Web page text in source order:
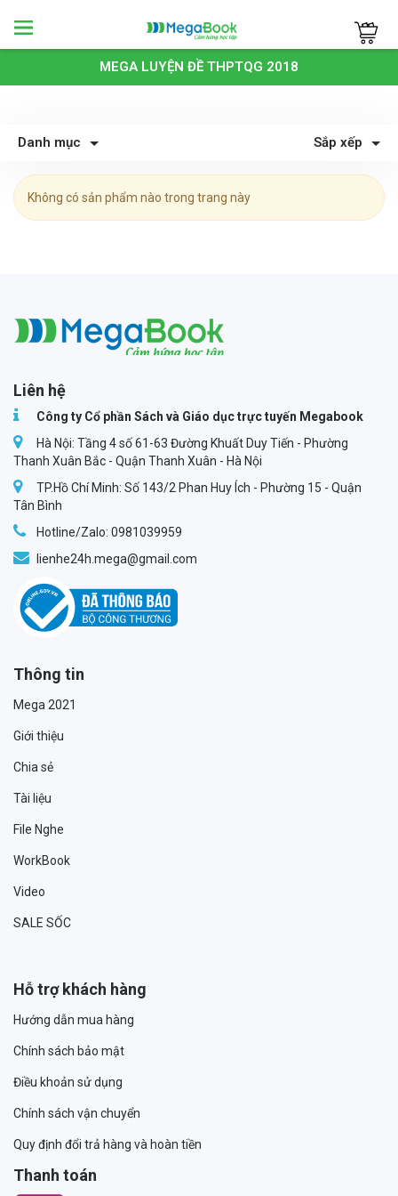
Megabook
MEGA LUYỆN ĐỀ THPTQG 2018
Danh mục Sắp xếp
Không có sản phẩm nào trong trang này
Liên hệ
Công ty Cổ phần Sách và Giáo dục trực tuyến Megabook
Hà Nội: Tầng 4 số 61-63 Đường Khuất Duy Tiến - Phường
Thanh Xuân Bắc - Quận Thanh Xuân - Hà Nội
TP.Hồ Chí Minh: Số 143/2 Phan Huy Ích - Phường 15 - Quận
Tân Bình
Hotline/Zalo: 0981039959
lienhe24h.mega@gmail.com
Thông tin
Mega 2021
Giới thiệu
Chia sẻ
Tài liệu
File Nghe
WorkBook
Video
SALE SỐC
Hỗ trợ khách hàng
Hướng dẫn mua hàng
Chính sách bảo mật
Điều khoản sử dụng
Chính sách vận chuyển
Quy định đổi trả hàng và hoàn tiền
Thanh toán